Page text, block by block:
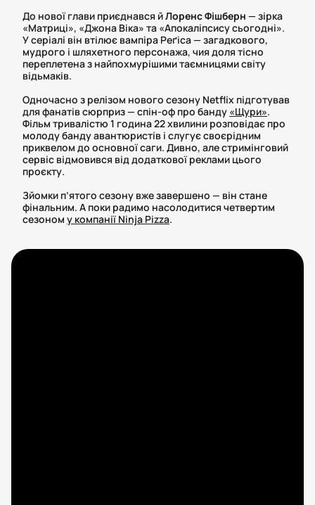
До нової глави приєднався йЛоренс Фішберн — зірка
«Матриці», «Джона Віка» та «Апокаліпсису сьогодні».
У серіалі він втілює вампіра Реґіса — загадкового,
мудрого і шляхетного персонажа, чия доля тісно
переплетена з найпохмурішими таємницями світу
відьмаків.
Одночасно з релізом нового сезону Netflix підготував
для фанатів сюрприз — спін-оф про банду «Щури».
Фільм тривалістю 1 година 22 хвилини розповідає про
молоду банду авантюристів і слугує своєрідним
приквелом до основної саги. Дивно, але стримінговий
сервіс відмовився від додаткової реклами цього
проєкту.
Зйомки п’ятого сезону вже завершено — він стане
фінальним. А поки радимо насолодитися четвертим
сезоном у компанії Ninja Pizza.